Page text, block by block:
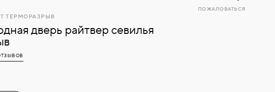
ТЕРМОРАЗРЫВ
дверь райтвер севилья
ПОЖАЛОВАТЬСЯ